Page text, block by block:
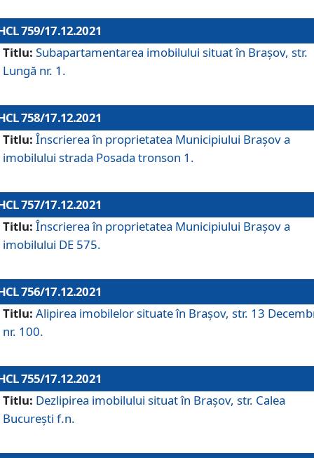
759/17.12.2021
Titlu: Subapartamentarea imobilului situat în Brașov, str.
Lungă nr. 1.
758/17.12.2021
Titlu: Înscrierea în proprietatea Municipiului Brașov a
imobilului strada Posada tronson 1.
757/17.12.2021
Titlu: Înscrierea în proprietatea Municipiului Brașov a
imobilului DE 575.
756/17.12.2021
Titlu: Alipirea imobilelor situate în Brașov, str. 13
nr. 100.
755/17.12.2021
Titlu: Dezlipirea imobilului situat în Brașov, str. Calea
București f.n.